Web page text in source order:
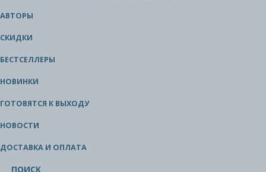
АВТОРЫ
СКИДКИ
БЕСТСЕЛЛЕРЫ
НОВИНКИ
ГОТОВЯТСЯ К ВЫХОДУ
НОВОСТИ
ДОСТАВКА И ОПЛАТА
ПОИСК